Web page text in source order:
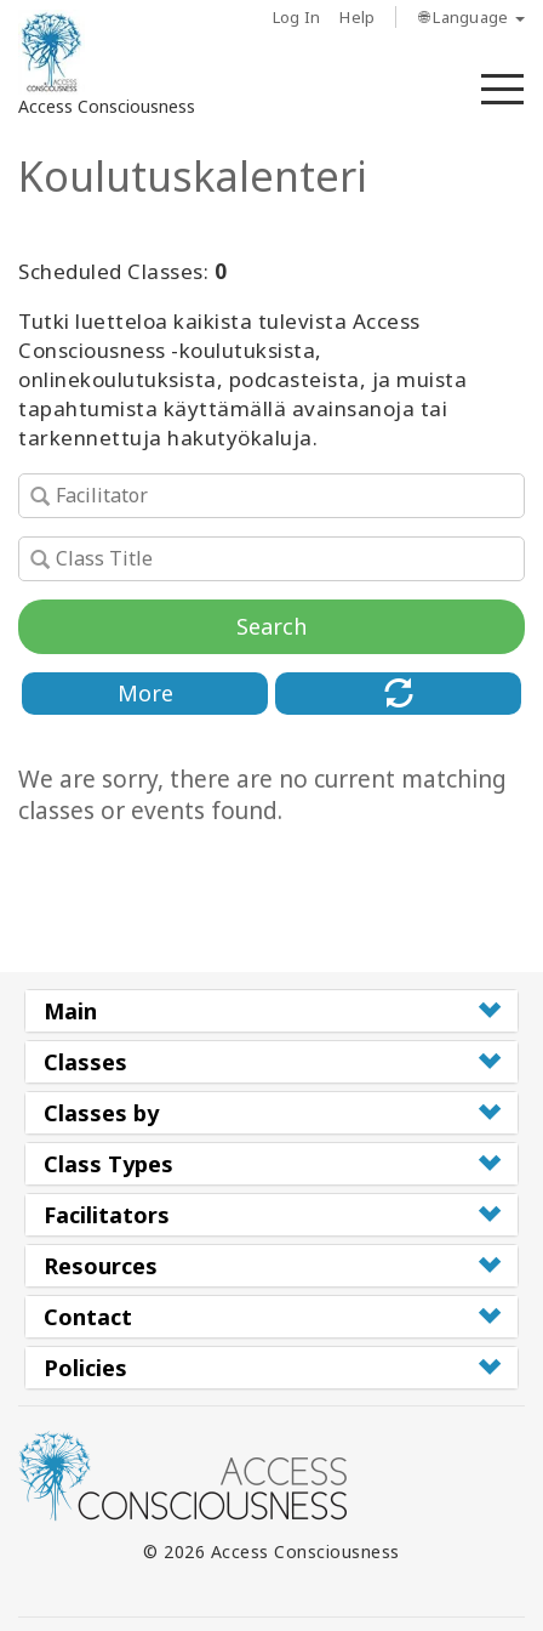
Log In Help 🌐 Language
Access Consciousness
Sign
Your
About
Access
Bars
Regions
Koulutukset
Koulutuskalenteri
Scheduled Classes: 0
Tutki luetteloa kaikista tulevista Access
Consciousness -koulutuksista,
onlinekoulutuksista, podcasteista, ja muista
tapahtumista käyttämällä avainsanoja tai
tarkennettuja hakutyökaluja.
Search
More
We are sorry, there are no current matching
classes or events found.
Main
Classes
Classes by
Class Types
Facilitators
Resources
Contact
Policies
© 2026 Access Consciousness